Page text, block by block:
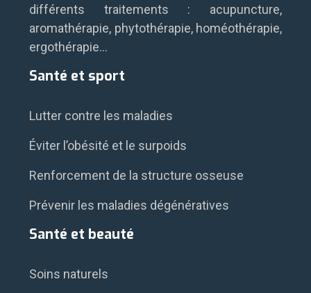
différents traitements : acupuncture,
aromathérapie, phytothérapie, homéothérapie,
ergothérapie…
Santé et sport
Lutter contre les maladies
Éviter l’obésité et le surpoids
Renforcement de la structure osseuse
Prévenir les maladies dégénératives
Santé et beauté
Soins naturels